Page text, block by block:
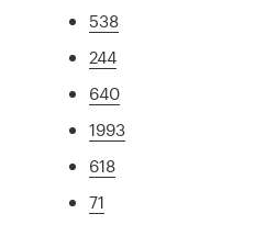
538
244
640
1993
618
71